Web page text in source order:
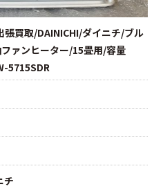
張買取/DAINICHI/ダイニチ/ブル
ァンヒーター/15畳用/容量
5715SDR
チ